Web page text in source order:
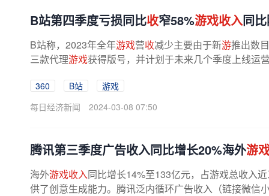
B站第四季度亏损同比收窄58%游戏收入同
B站称，2023年全年游戏营收减少主要由于新游推出数
三款代理游戏获得版号，并计划于未来几个季度上线运
360 B站
游戏
每日经济新闻
2024-03-08 07:50
腾讯第三季度广告收入同比增长20%海外游
海外游戏收入同比增长14%至133亿元，占游戏总收入
供了创意生成能力。腾讯泛内循环广告收入（链接微信